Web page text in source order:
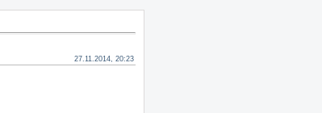
27.11.2014, 20:23